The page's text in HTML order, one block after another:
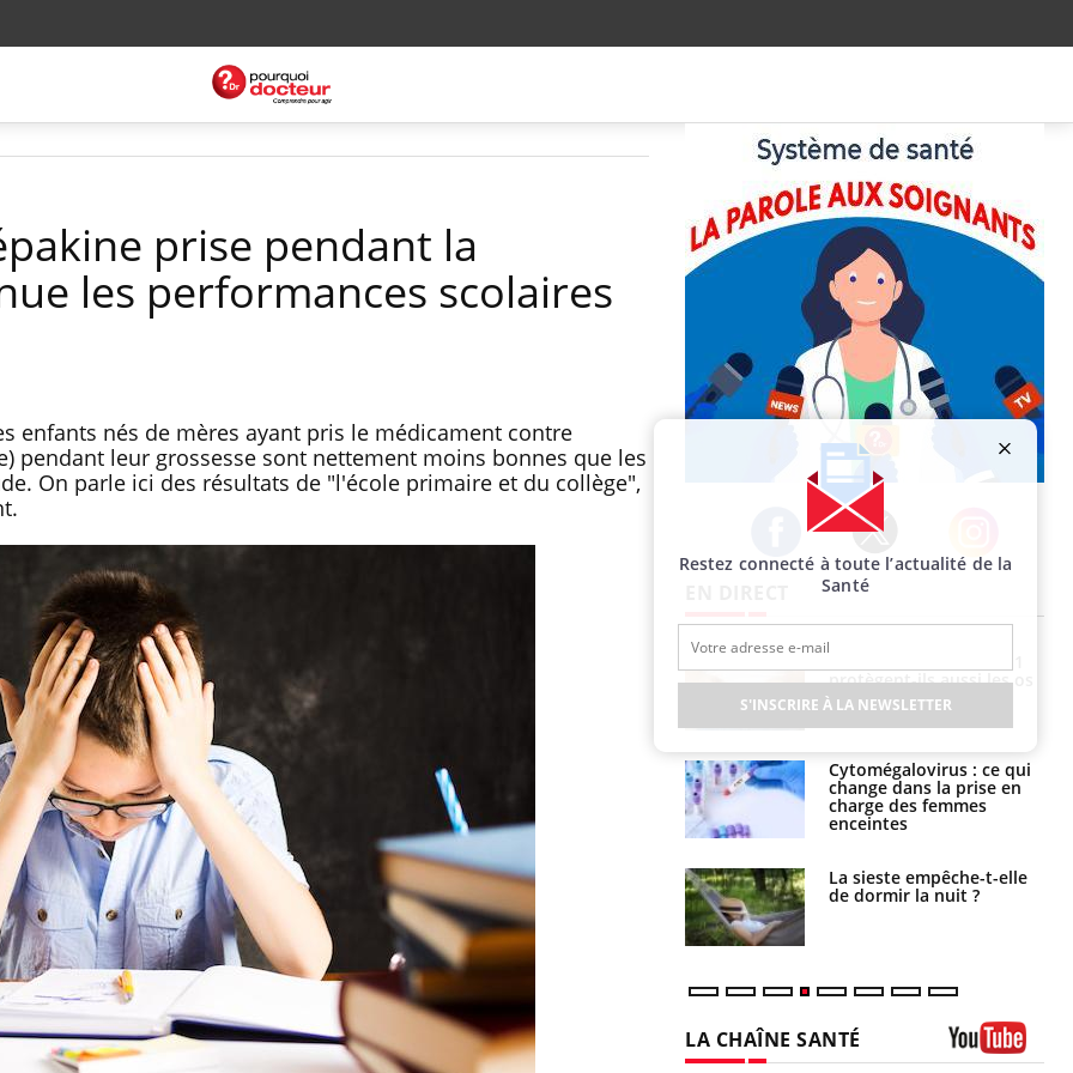
prise pendant la
les performances scolaires
enfants nés de mères ayant pris le médicament contre
pendant leur grossesse sont nettement moins bonnes que les
On parle ici des résultats de "l'école primaire et du collège",
Facebook Twitter Instagram
Toujours connectés :
comment le travail
empiète de plus en plus
sur nos soirées
Cancer colorectal : une
stratégie simple aurait
changé la donne au Pays
basque
Chikungunya, dengue,
West Nile : que se passe-
t-il dans le sud de la
France ?
protègent-ils aussi les os
?
Cytomégalovirus : ce qui
change dans la prise en
charge des femmes
enceintes
La sieste empêche-t-elle
de dormir la nuit ?
tous les jours se profile-t-
elle enfin ?
Pourquoi votre ventre
gâche-t-il les premiers
jours de vos vacances ?
Fortes chaleurs :
pourquoi le risque de
LA CHAÎNE SANTÉ
Restez connecté à toute l’actualité de la
Santé
S'INSCRIRE À LA NEWSLETTER